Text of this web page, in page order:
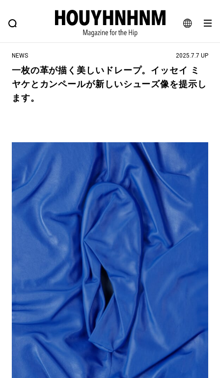
JA
EN
FEATURE BLOG SNAP
ヒップなファッション、カルチャー、ライフスタイルWEBマガジン
#注目のタグ
#NEW VINTAGE #マイナーグッド図鑑
#MONTHLY JOURNAL
#GH 銘品の所以 #フイナムのYouTube
#Commune H #FOCUS IT #AH.H
#ととけん #FASHION #MUSIC #MOVIE
#LIFESTYLE #SNEAKER #OUTDOOR
#SPORTS #HANDSOME HANDBOOK
NEWS 2025.7.7 UP
一枚の革が描く美しいドレープ。イッセイ ミ
ヤケとカンペールが新しいシューズ像を提示し
ます。